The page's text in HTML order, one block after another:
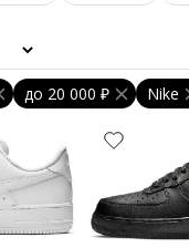
до 20 000 ₽ Nike